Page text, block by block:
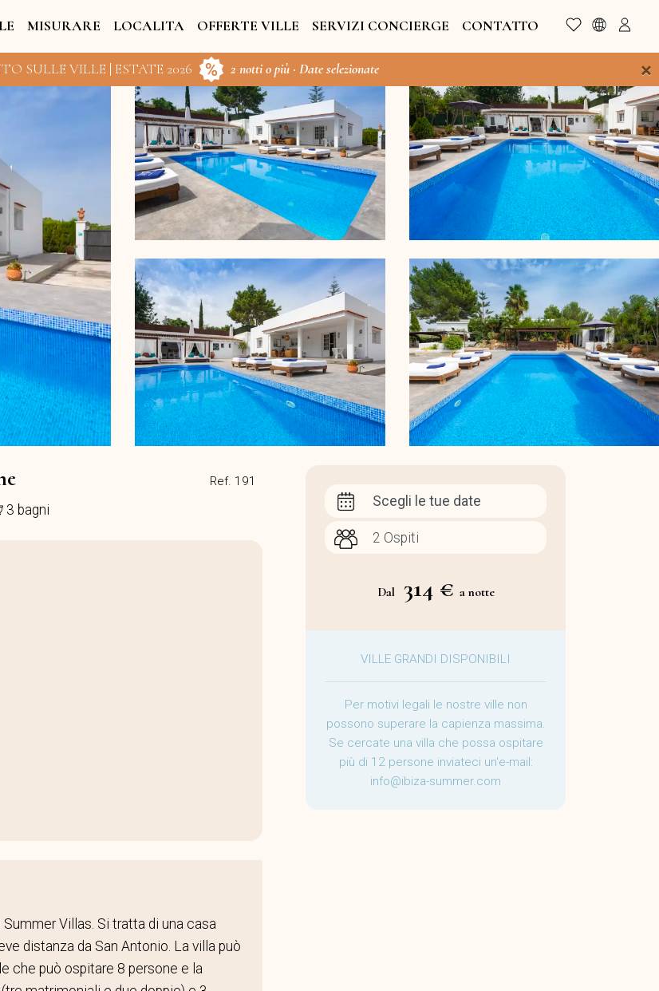
MISURARE LOCALITA OFFERTE VILLE SERVIZI CONCIERGE CONTATTO
SULLE VILLE | ESTATE 2026 2 notti o più · Date selezionate ×
Ref. 191
3 bagni
Villas. Si tratta di una casa
distanza da San Antonio. La villa può
che può ospitare 8 persone e la
Scegli le tue date
Dal 314 € a notte
VILLE GRANDI DISPONIBILI
Per motivi legali le nostre ville non
possono superare la capienza massima.
Se cercate una villa che possa ospitare
più di 12 persone inviateci un'e-mail:
info@ibiza-summer.com